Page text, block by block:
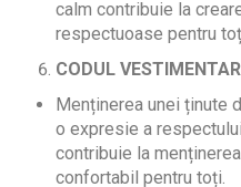
calm contribuie la
respectuoase pentru
CODUL
Menținerea unei ținute
o expresie a
contribuie la
confortabil pentru toți.